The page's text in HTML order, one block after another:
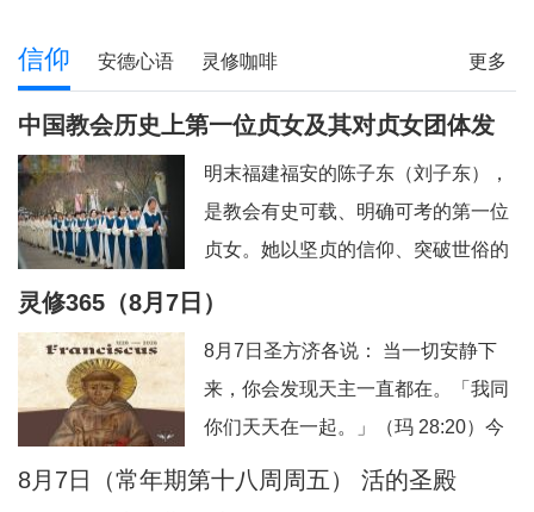
更多
信仰 安德心语 灵修咖啡
圣方济各的足迹 记忆之窗 解读人生
信仰分享
青年之友
青葱岁月 信仰见证
中国教会历史上第一位贞女及其对贞女团体发
展的深远影响
明末福建福安的陈子东（刘子东），
是教会有史可载、明确可考的第一位
贞女。她以坚贞的信仰、突破世俗的
花”。其个人圣德与榜样力量，直接催
生、推动、规范了我国本土贞女群体
数百年的发展脉络。一、中华首位贞
女：陈子东完整生平陈子东（1627—
灵修365（8月7日）
8月7日圣方济各说： 当一切安静下
来，你会发现天主一直都在。「我同
你们天天在一起。」（玛 28:20）今
日行动：安息在这份临在中。祈祷：
8月7日（常年期第十八周周五） 活的圣殿